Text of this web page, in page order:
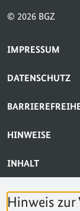
Hinweis zur
© 2026 BGZ
SERVICE-
IMPRESSUM
DATENSCHUTZ
HINWEISE
INHALT
BARRIERE